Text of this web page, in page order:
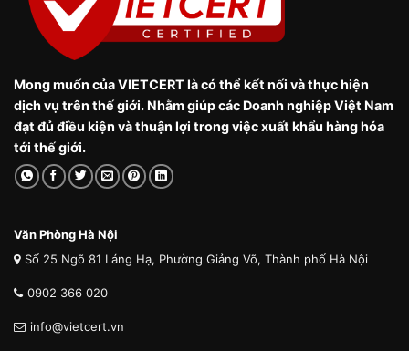
Mong muốn của VIETCERT là có thể kết nối và thực hiện
dịch vụ trên thế giới. Nhằm giúp các Doanh nghiệp Việt Nam
đạt đủ điều kiện và thuận lợi trong việc xuất khẩu hàng hóa
tới thế giới.
Văn Phòng Hà Nội
Số 25 Ngõ 81 Láng Hạ, Phường Giảng Võ, Thành phố Hà Nội
0902 366 020
info@vietcert.vn